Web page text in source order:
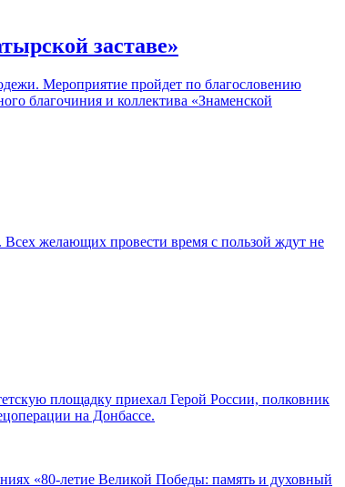
заставе»
Мероприятие пройдет по благословению
благочиния и коллектива «Знаменской
желающих провести время с пользой ждут не
площадку приехал Герой России, полковник
на Донбассе.